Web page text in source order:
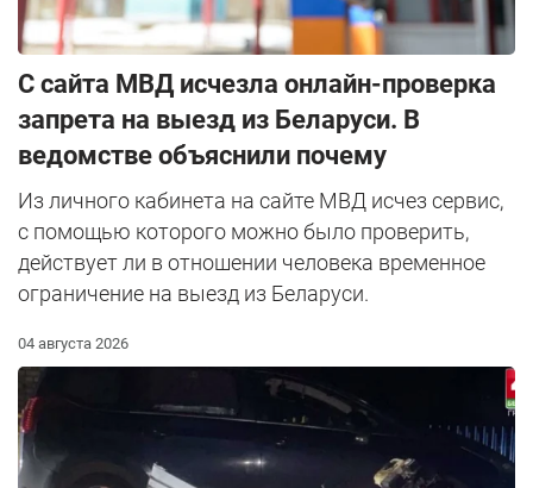
С сайта МВД исчезла онлайн-проверка
запрета на выезд из Беларуси. В
ведомстве объяснили почему
Из личного кабинета на сайте МВД исчез сервис,
с помощью которого можно было проверить,
действует ли в отношении человека временное
ограничение на выезд из Беларуси.
04 августа 2026